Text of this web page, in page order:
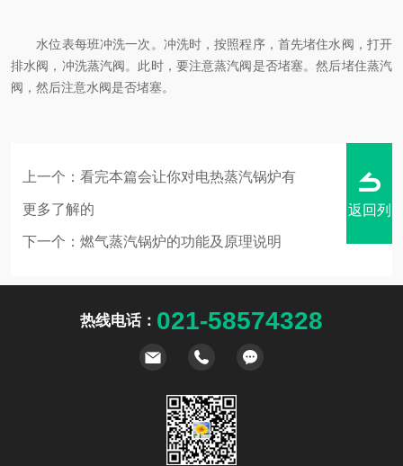
水位表每班冲洗一次。冲洗时，按照程序，首先堵住水阀，打开
排水阀，冲洗蒸汽阀。此时，要注意蒸汽阀是否堵塞。然后堵住蒸汽
阀，然后注意水阀是否堵塞。
上一个： 看完本篇会让你对电热蒸汽锅炉有
更多了解的
下一个： 燃气蒸汽锅炉的功能及原理说明
返回列
热线电话： 021-58574328